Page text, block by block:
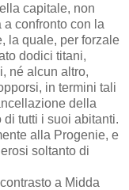
capitale, non
confronto con la
la quale, per forzale
dodici titani,
né alcun altro,
in termini tali
della
tutti i suoi abitanti.
alla Progenie, e
soltanto di
a Midda